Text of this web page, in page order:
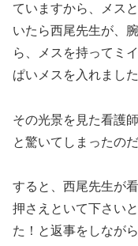
ていますから、メス
いたら西尾先生が、
ら、メスを持ってミ
ぱいメスを入れました
その光景を見た看護
と驚いてしまったのだ
すると、西尾先生が
押さえといて下さい
た！と返事をしなが